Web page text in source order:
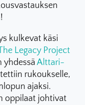
kulkevat käsi
The Legacy Project
yhdessä Alttari-
rukoukselle,
ajaksi.
oppilaat johtivat